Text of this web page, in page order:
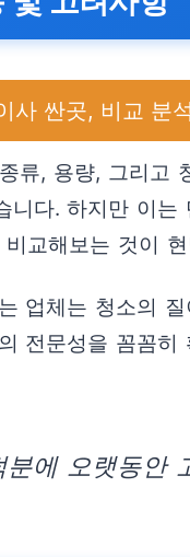
사 싼곳, 비교 분
류, 용량, 그리고
니다. 하지만 이
교해보는 것이
업체는 청소의
전문성을 꼼꼼
에 오랫동안